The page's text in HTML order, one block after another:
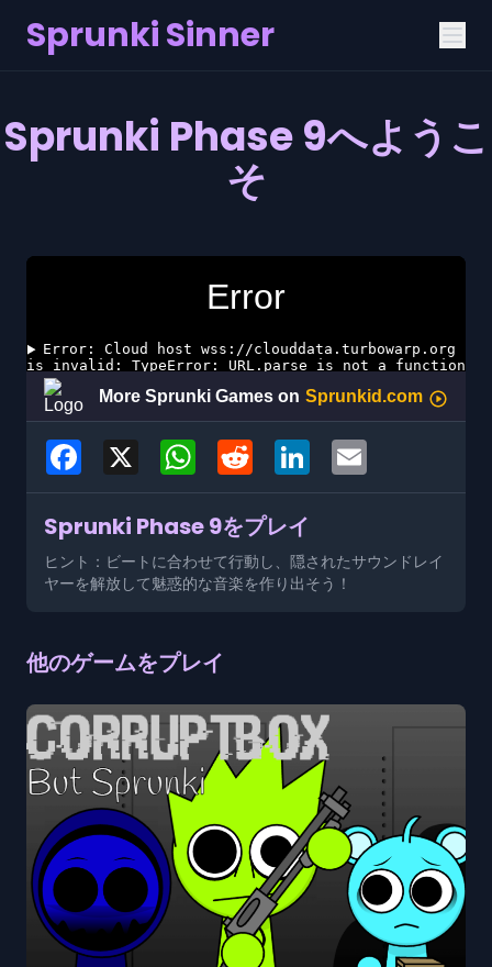
Sprunki Sinner
Sprunki Phase 9へようこ
そ
Facebook WhatsAppReddit LinkedIn
Sprunki Phase 9をプレイ
ヒント：ビートに合わせて行動し、隠されたサウンドレイ
ヤーを解放して魅惑的な音楽を作り出そう！
他のゲームをプレイ